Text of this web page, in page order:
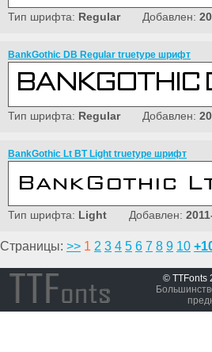
Тип шрифта: RegularДобавлен:
BankGothic DB Regular truetype шрифт
Тип шрифта: RegularДобавлен:
BankGothic Lt BT Light truetype шрифт
Тип шрифта: Light Добавлен:
Страницы: >> 1 2 3 4 5 6 7 8 9 10
© TTFonts